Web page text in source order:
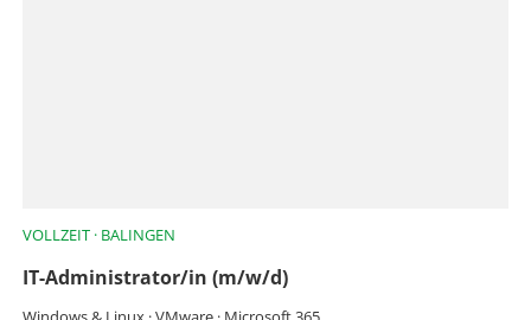
VOLLZEIT · BALINGEN
IT-Administrator/in (m/w/d)